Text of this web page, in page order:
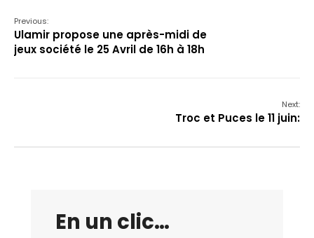
Previous:
Ulamir propose une après-midi de
jeux société le 25 Avril de 16h à 18h
Next:
Troc et Puces le 11 juin:
En un clic…